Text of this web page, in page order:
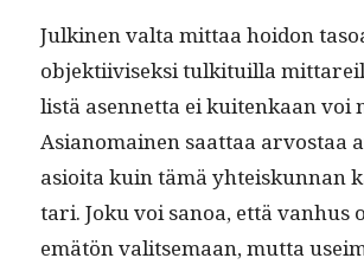
Julki­nen val­ta mit­taa hoidon
objek­ti­ivisek­si tulk­i­tu­il­la
listä asen­net­ta ei kuitenkaan voi
Asianomainen saat­taa arvostaa
asioi­ta kuin tämä yhteiskun­nan
tari. Joku voi sanoa, että van­hus
emätön val­it­se­maan, mut­ta